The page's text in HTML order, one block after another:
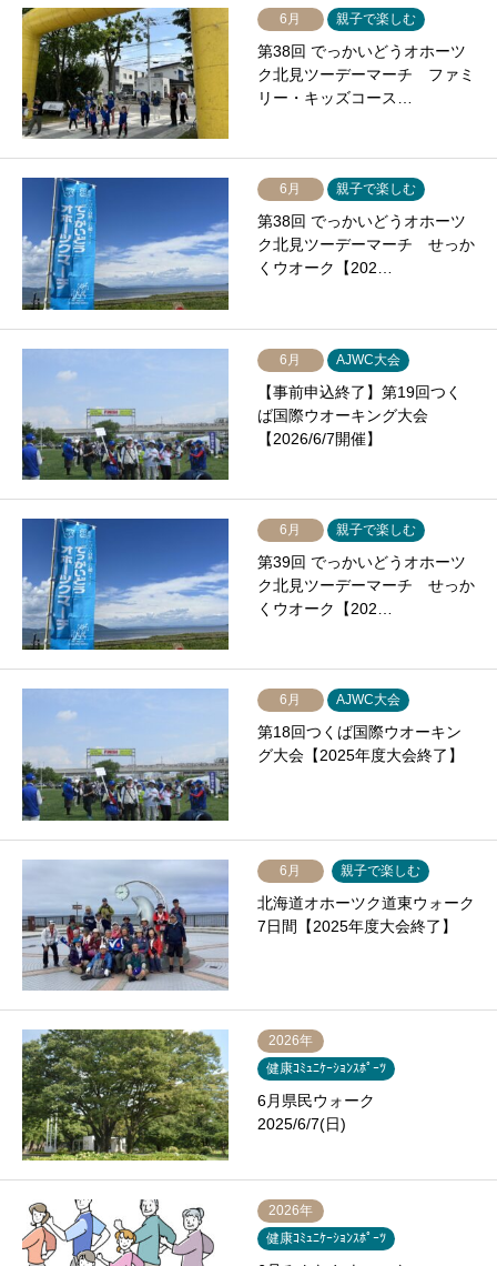
6月 親子で楽しむ
第38回 でっかいどうオホーツ
ク北見ツーデーマーチ ファミ
リー・キッズコース…
6月 親子で楽しむ
第38回 でっかいどうオホーツ
ク北見ツーデーマーチ せっか
くウオーク【202…
6月 AJWC大会
【事前申込終了】第19回つく
ば国際ウオーキング大会
【2026/6/7開催】
6月 親子で楽しむ
第39回 でっかいどうオホーツ
ク北見ツーデーマーチ せっか
くウオーク【202…
6月 AJWC大会
第18回つくば国際ウオーキン
グ大会【2025年度大会終了】
6月 親子で楽しむ
北海道オホーツク道東ウォーク
7日間【2025年度大会終了】
2026年
健康ｺﾐｭﾆｹｰｼｮﾝｽﾎﾟｰﾂ
6月県民ウォーク
2025/6/7(日)
2026年
健康ｺﾐｭﾆｹｰｼｮﾝｽﾎﾟｰﾂ